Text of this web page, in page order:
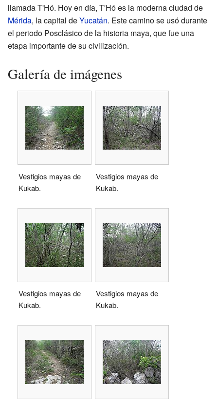
llamada T'Hó. Hoy en día, T'Hó es la moderna ciudad de
Mérida, la capital deYucatán. Este camino se usó durante
el periodo Posclásico de la historia maya, que fue una
etapa importante de su civilización.
Galería de imágenes
Vestigios mayas de
Kukab.
Vestigios mayas de
Kukab.
Vestigios mayas de
Kukab.
Vestigios mayas de
Kukab.